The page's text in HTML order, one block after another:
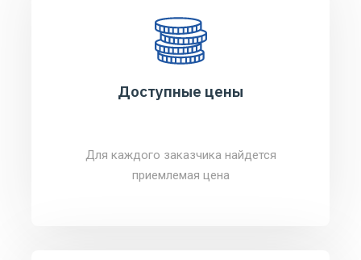
Доступные цены
Для каждого заказчика найдется
приемлемая цена